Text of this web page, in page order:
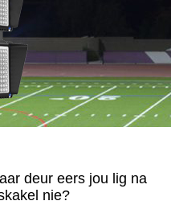
deur eers jou lig na
nie?